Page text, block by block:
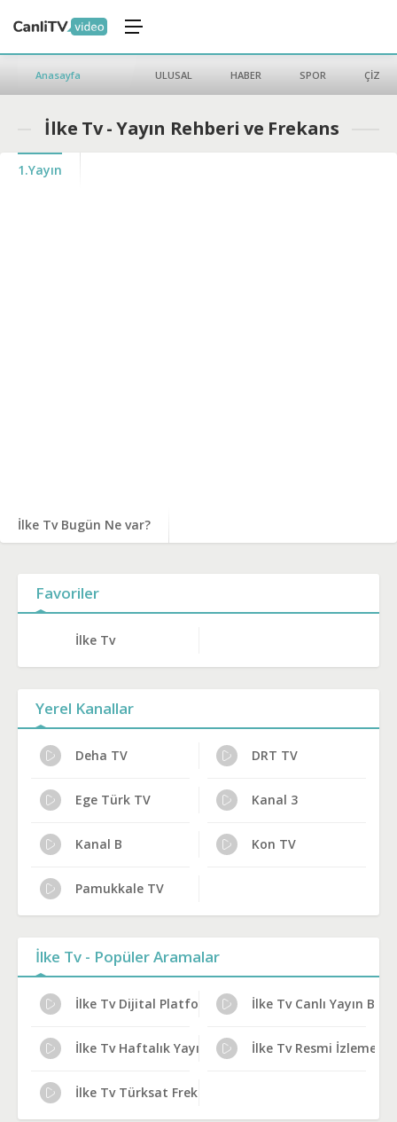
Anasayfa ULUSAL HABER SPOR ÇİZGİ
İlke Tv - Yayın Rehberi ve Frekans
1.Yayın
İlke Tv Bugün Ne var?
Favoriler
İlke Tv
Yerel Kanallar
Deha TV DRT TV
Ege Türk TV Kanal 3
Kanal B Kon TV
Pamukkale TV
İlke Tv - Popüler Aramalar
İlke Tv Dijital Platform Kanal Noİlke Tv Canlı Yayın
İlke Tv Haftalık Yayın Planı İlke Tv Resmi İzleme
İlke Tv Türksat Frekans Bilgileri